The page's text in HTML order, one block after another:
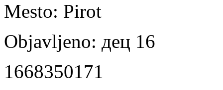
Mesto: Pirot
Objavljeno: дец 16
1668350171